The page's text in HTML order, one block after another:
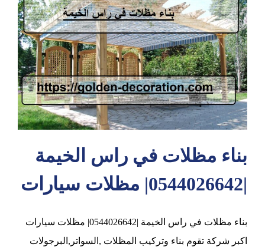
عجمان
بناء مظلات في راس الخيمة
|0544026642| مظلات سيارات
بناء مظلات في راس الخيمة |0544026642| مظلات سيارات
اكبر شركة تقوم بناء وتركيب المظلات ,السواتر,البرجولات